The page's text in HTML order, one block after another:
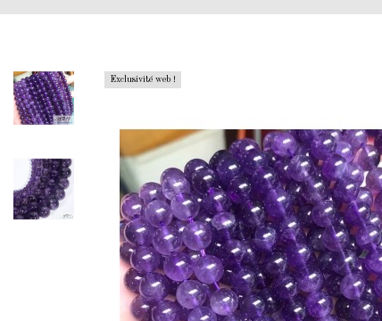
Exclusivité web !